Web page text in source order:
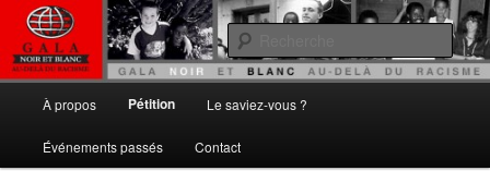
Aller
contenu
principalAu delà du Racisme
Gala noir et blanc
À propos Pétition Le saviez-vous ?
Événements passés Contact